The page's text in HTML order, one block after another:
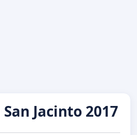
Jacinto 2017